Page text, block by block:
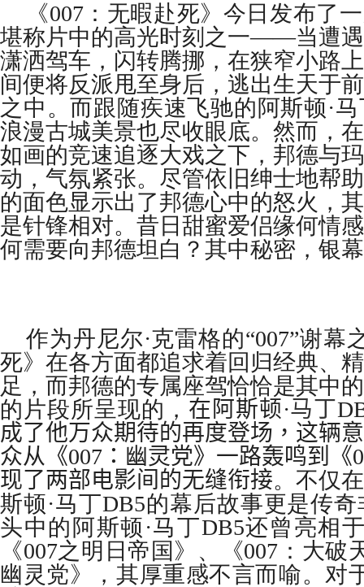
《007：无暇赴死》今日发布了
堪称片中的高光时刻之一——当遭
潇洒驾车，闪转腾挪，在狭窄小路
间便将反派甩至身后，逃出生天于
之中。而跟随疾速飞驰的阿斯顿·
浪漫古城美景也尽收眼底。然而，
如画的竞速追逐大戏之下，邦德与
动，气氛紧张。尽管依旧绅士地帮
的面色显示出了邦德心中的怒火，
是针锋相对。昔日甜蜜爱侣缘何情
何需要向邦德坦白？其中秘密，银
作为丹尼尔·克雷格的“007”谢幕
死》在各方面都追求着回归经典、
足，而邦德的专属座驾恰恰是其中
的片段所呈现的， 在 阿斯顿·马丁
成了他万众期待的再度登场，这辆
众从《007 ：幽灵党》一路轰鸣到《
现了两部电影间的无缝衔接。不仅
斯顿·马丁DB5的幕后故事更是传
头中的阿斯顿·马丁DB5还曾亮相
《007之明日帝国》、《007 ：大破
幽灵党》，其厚重感不言而喻。对